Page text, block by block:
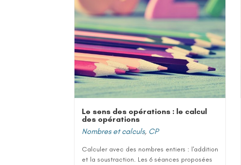
Le sens des opérations : le calcul
des opérations
Nombres et calculs, CP
Calculer avec des nombres entiers : l'addition
et la soustraction. Les 6 séances proposées